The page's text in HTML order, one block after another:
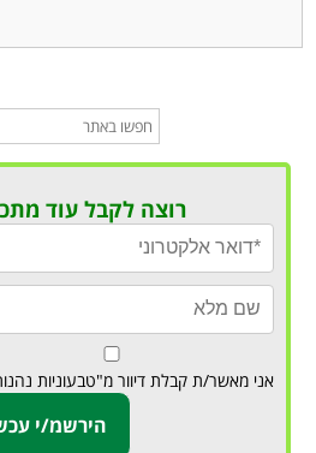
רוצה לקבל עוד
אני מאשר/ת קבלת דיוור מ"טבעוניות